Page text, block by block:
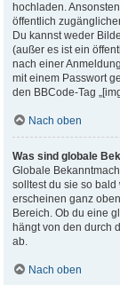
hochladen.
öffentlich
Du kannst weder
(außer es ist ein
nach einer
mit einem Passwort
den BBCode-Tag
Nach oben
Was sind globale
Globale
solltest du sie so
erscheinen ganz
Bereich. Ob du eine
hängt von den durch
ab.
Nach oben